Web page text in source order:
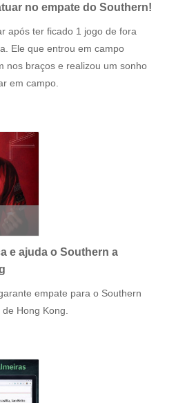
no empate do Southern!
após ter ficado 1 jogo de fora
Ele que entrou em campo
nos braços e realizou um sonho
em campo.
e ajuda o Southern a
empate para o Southern
Hong Kong.